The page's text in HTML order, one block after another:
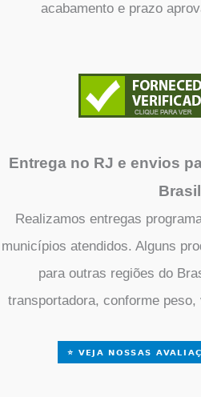
acabamento e prazo
Entrega no RJ e envios
Brasil
Realizamos entregas
municípios atendidos. Alguns
para outras regiões do
transportadora, conforme